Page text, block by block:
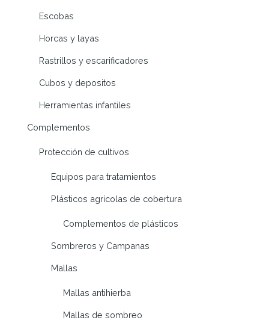
Escobas
Horcas y layas
Rastrillos y escarificadores
Cubos y depositos
Herramientas infantiles
Complementos
Protección de cultivos
Equipos para tratamientos
Plásticos agrícolas de cobertura
Complementos de plásticos
Sombreros y Campanas
Mallas
Mallas antihierba
Mallas de sombreo